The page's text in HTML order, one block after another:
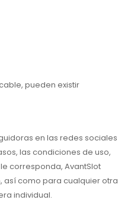
pueden existir
en las redes sociales
las condiciones de uso,
corresponda, AvantSlot
así como para cualquier otra
individual.